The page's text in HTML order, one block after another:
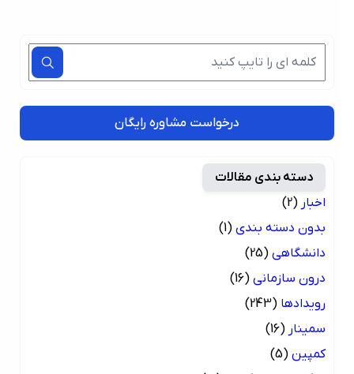
درخواست مشاوره رایگان
دسته بندی مقالات
اخبار (2)
بدون دسته بندی (1)
دانشگاهی (25)
درون سازمانی (16)
رویدادها (243)
سمینار (16)
کمپین (5)